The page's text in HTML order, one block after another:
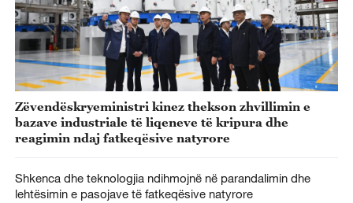
Zëvendëskryeministri kinez thekson zhvillimin e
bazave industriale të liqeneve të kripura dhe
reagimin ndaj fatkeqësive natyrore
Shkenca dhe teknologjia ndihmojnë në parandalimin dhe
lehtësimin e pasojave të fatkeqësive natyrore